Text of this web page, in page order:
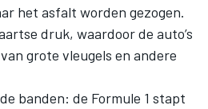
het asfalt worden gezogen.
druk, waardoor de auto’s
grote vleugels en andere
banden: de Formule 1 stapt